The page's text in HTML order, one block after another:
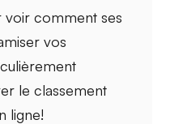
voir comment ses
vos
leclassement
ligne!